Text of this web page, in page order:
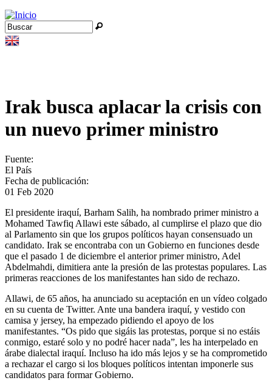
Jump to navigation
Formulario de búsqueda
Buscar
Irak busca aplacar la crisis con
un nuevo primer ministro
Fuente:
El País
Fecha de publicación:
01 Feb 2020
El presidente iraquí, Barham Salih, ha nombrado primer ministro a
Mohamed Tawfiq Allawi este sábado, al cumplirse el plazo que dio
al Parlamento sin que los grupos políticos hayan consensuado un
candidato. Irak se encontraba con un Gobierno en funciones desde
que el pasado 1 de diciembre el anterior primer ministro, Adel
Abdelmahdi, dimitiera ante la presión de las protestas populares. Las
primeras reacciones de los manifestantes han sido de rechazo.
Allawi, de 65 años, ha anunciado su aceptación en un vídeo colgado
en su cuenta de Twitter. Ante una bandera iraquí, y vestido con
camisa y jersey, ha empezado pidiendo el apoyo de los
manifestantes. “Os pido que sigáis las protestas, porque si no estáis
conmigo, estaré solo y no podré hacer nada”, les ha interpelado en
árabe dialectal iraquí. Incluso ha ido más lejos y se ha comprometido
a rechazar el cargo si los bloques políticos intentan imponerle sus
candidatos para formar Gobierno.